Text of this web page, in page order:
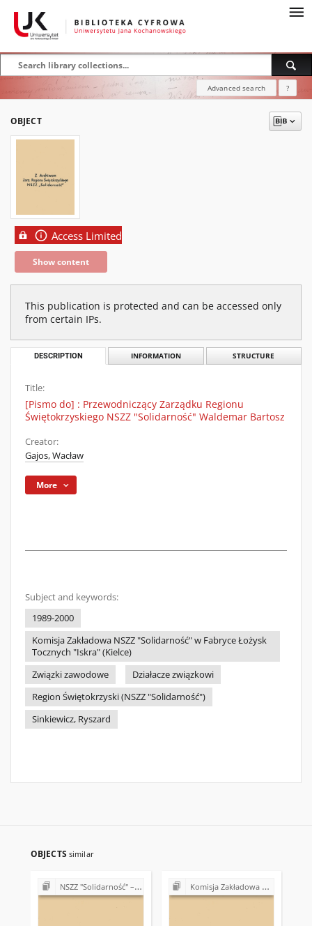
Advanced search ?
OBJECT
Access Limited
Show content
This publication is protected and can be accessed only
from certain IPs.
DESCRIPTION INFORMATION STRUCTURE
Title:
[Pismo do] : Przewodniczący Zarządku Regionu
Świętokrzyskiego NSZZ "Solidarność" Waldemar Bartosz
Creator:
Gajos, Wacław
More
Subject and keywords:
1989-2000
Komisja Zakładowa NSZZ "Solidarność" w Fabryce Łożysk
Tocznych "Iskra" (Kielce)
Związki zawodowe
Działacze związkowi
Region Świętokrzyski (NSZZ "Solidarność")
Sinkiewicz, Ryszard
OBJECTS similar
NSZZ "Solidarność" – 15. rocznica powstania Związku Komisja Zakładowa NSZZ "Solidarność" w Fabryce Łożysk Tocznych "Iskra" w Kielcach (lata 90.)